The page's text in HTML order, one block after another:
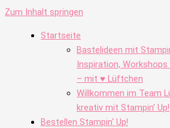
Zum Inhalt springen
Startseite
Bastelideen mit
Inspiration,
– mit ♥ Lüftchen
Willkommen im Team
kreativ mit Stampin’ Up!
Bestellen Stampin‘ Up!